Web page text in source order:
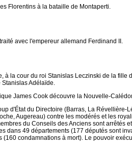
Florentins à la bataille de Montaperti.
avec l'empereur allemand Ferdinand II.
à la cour du roi Stanislas Leczinski de la fille
Adélaïde.
James Cook découvre la Nouvelle-
d'État du Directoire (Barras, La Révellière-
Augereau) contre les modérés et les
du Conseils des Anciens sont arrêtés
dans 49 départements (177 députés sont
(160 condamnations à mort). Le pouvoir